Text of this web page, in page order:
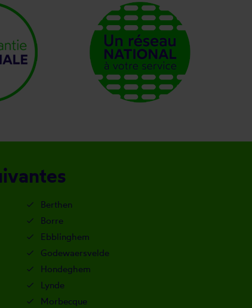
Berthen
Borre
Ebblinghem
Godewaersvelde
Hondeghem
Lynde
Morbecque